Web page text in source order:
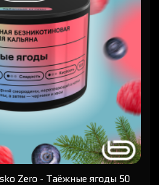
Zero - Таёжные ягоды 50